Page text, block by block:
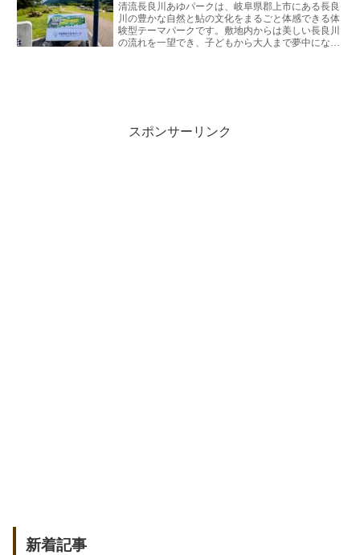
清流長良川あゆパークは、岐阜県郡上市にある長良
川の豊かな自然と鮎の文化をまるごと体感できる体
験型テーマパークです。敷地内からは美しい長良川
の流れを一望でき、子どもから大人まで夢中になれ
スポンサーリンク
新着記事